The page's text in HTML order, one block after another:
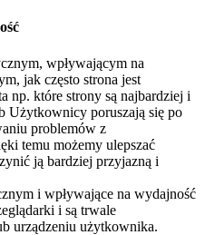
wpływającym na
jak często strona jest
np. które strony są najbardziej i
Użytkownicy poruszają się po
problemów z
temu możemy ulepszać
ją bardziej przyjazną i
i wpływające na wydajność
i są trwale
urządzeniu użytkownika.